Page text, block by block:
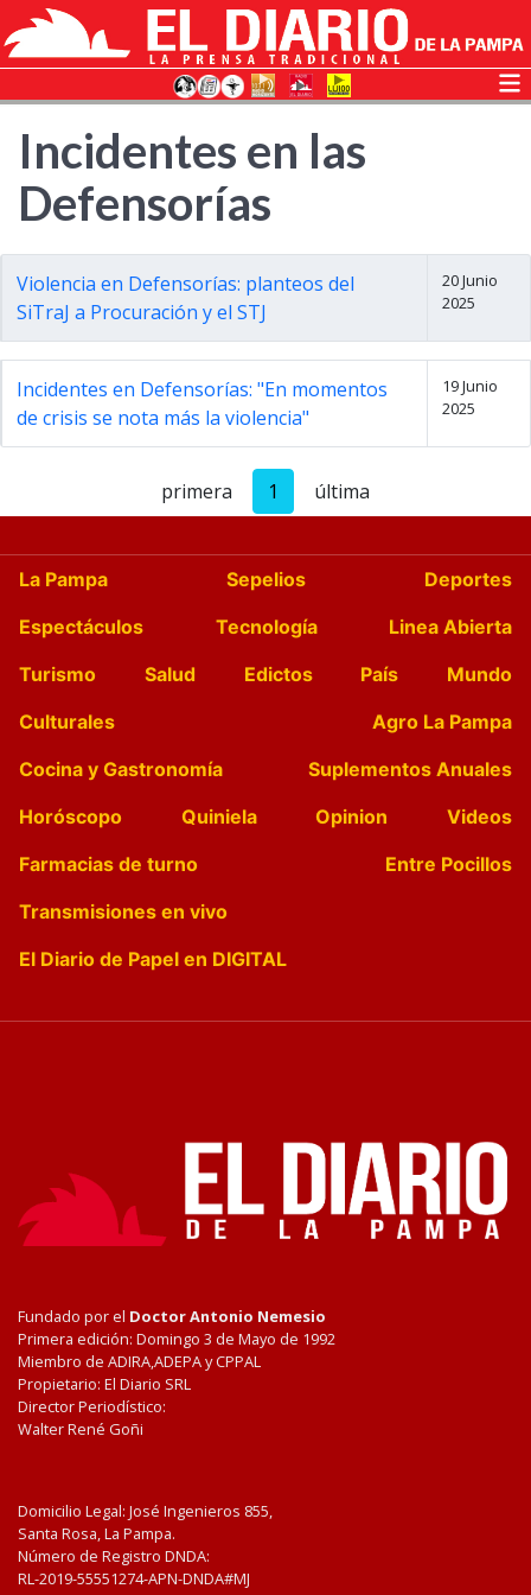
Incidentes en las
Defensorías
Violencia en Defensorías: planteos del
SiTraJ a Procuración y el STJ
20 Junio
2025
Incidentes en Defensorías: "En momentos
de crisis se nota más la violencia"
19 Junio
2025
primera 1 última
La Pampa Sepelios
Deportes
Espectáculos
Tecnología
Linea Abierta
Turismo
Salud Edictos País
Mundo
Culturales
Agro La Pampa
Cocina y Gastronomía
Suplementos Anuales
Horóscopo
Quiniela Opinion
Videos
Farmacias de turno
Entre Pocillos
Transmisiones en vivo
El Diario de Papel en DIGITAL
Fundado por el Doctor Antonio Nemesio
Primera edición: Domingo 3 de Mayo de 1992
Miembro de ADIRA,ADEPA y CPPAL
Propietario: El Diario SRL
Director Periodístico:
Walter René Goñi
Domicilio Legal: José Ingenieros 855,
Santa Rosa, La Pampa.
Número de Registro DNDA:
RL-2019-55551274-APN-DNDA#MJ